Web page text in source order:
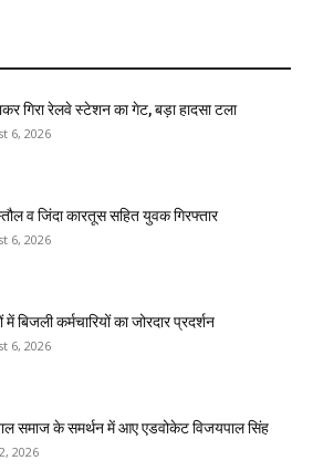
गिरा रेलवे स्टेशन का गेट, बड़ा हादसा टला
6, 2026
व जिंदा कारतूस सहित युवक गिरफ्तार
6, 2026
में बिजली कर्मचारियों का जोरदार प्रदर्शन
6, 2026
समाज के समर्थन में आए एडवोकेट विजयपाल सिंह
2026